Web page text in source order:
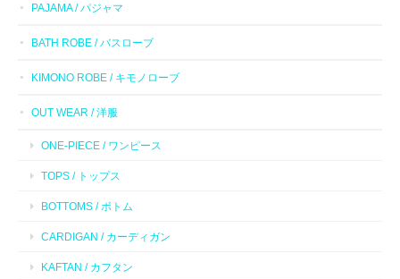
PAJAMA / パジャマ
BATH ROBE / バスローブ
KIMONO ROBE / キモノローブ
OUT WEAR / 洋服
ONE-PIECE / ワンピース
TOPS / トップス
BOTTOMS / ボトム
CARDIGAN / カーディガン
KAFTAN / カフタン